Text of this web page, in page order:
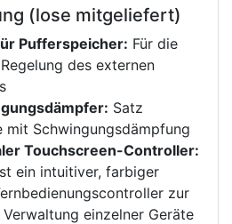
(lose mitgeliefert)
Pufferspeicher: Für die
des externen
Satz
mit Schwingungsdämpfung
Touchscreen-Controller:
ein intuitiver, farbiger
zur
einzelner Geräte